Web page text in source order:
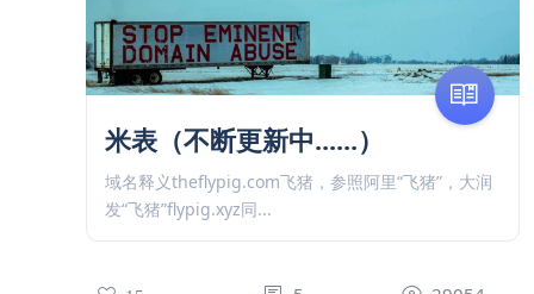
米表（不断更新中......）
域名释义theflypig.com飞猪，参照阿里“飞猪”，大润
发“飞猪”flypig.xyz同...